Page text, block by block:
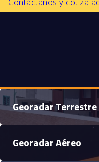
Georadar Terrestre
Georadar Aéreo